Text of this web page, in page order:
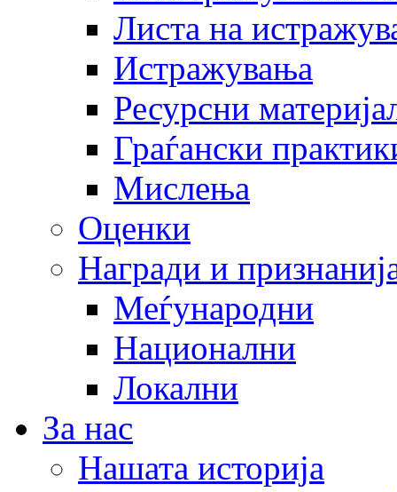
Листа на
Истражувања
Ресурсни
Граѓански
Мислења
Оценки
Награди и
Меѓународни
Национални
Локални
За нас
Нашата историја